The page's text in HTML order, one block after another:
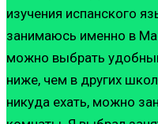
изучения испанского
занимаюсь именно в
можно выбрать
ниже, чем в других
никуда ехать, можно